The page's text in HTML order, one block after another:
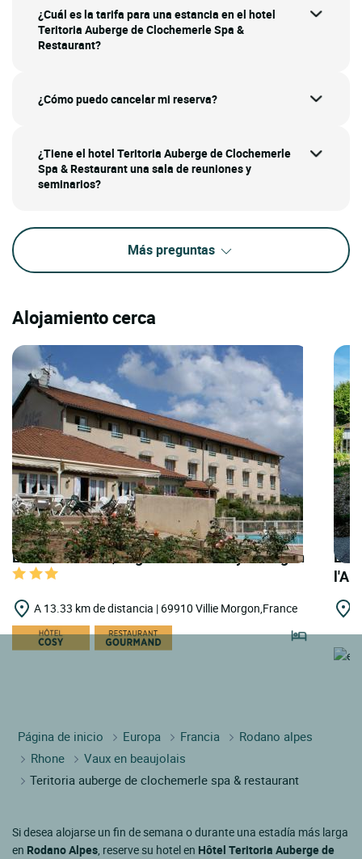
¿Cuál es la tarifa para una estancia en el hotel
Teritoria Auberge de Clochemerle Spa &
Restaurant?
¿Cómo puedo cancelar mi reserva?
¿Tiene el hotel Teritoria Auberge de Clochemerle
Spa & Restaurant una sala de reuniones y
seminarios?
Más preguntas
Alojamiento cerca
LOGIS HOTELS | Logis Hôtel Noemys Morgon
A 13.33 km de distancia | 69910 Villie Morgon,France
Página de inicio Europa Francia
Rodano alpes
Rhone
Vaux en beaujolais
Teritoria auberge de clochemerle spa & restaurant
Si desea alojarse un fin de semana o durante una estadía más larga
en Rodano Alpes, reserve su hotel en Hôtel Teritoria Auberge de